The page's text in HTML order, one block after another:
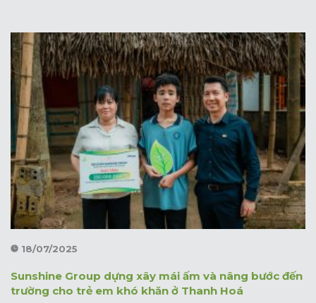
18/07/2025
Sunshine Group dựng xây mái ấm và nâng bước đến
trường cho trẻ em khó khăn ở Thanh Hoá